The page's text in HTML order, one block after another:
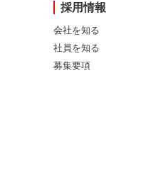
採用情報
会社を知る
社員を知る
募集要項